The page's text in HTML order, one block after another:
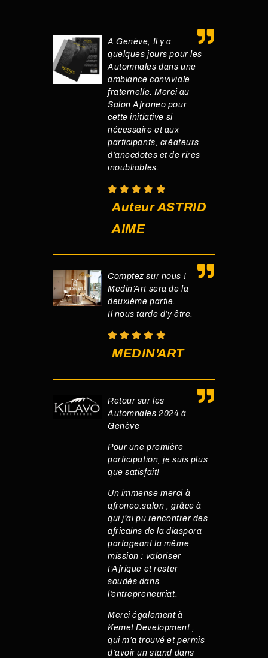
A Genève, Il y a
quelques jours pour les
Automnales dans une
ambiance conviviale
fraternelle. Merci au
Salon Afroneo pour
cette initiative si
nécessaire et aux
participants, créateurs
d’anecdotes et de rires
inoubliables.
Auteur ASTRID
AIME
Comptez sur nous !
Medin’Art sera de la
deuxième partie.
Il nous tarde d’y être.
MEDIN'ART
Retour sur les
Automnales 2024 à
Genève
Pour une première
participation, je suis plus
que satisfait!
Un immense merci à
afroneo.salon , grâce à
qui j’ai pu rencontrer des
africains de la diaspora
partageant la même
mission : valoriser
I’Afrique et rester
soudés dans
l’entrepreneuriat.
Merci également à
Kemet Development ,
qui m’a trouvé et permis
d’avoir un stand dans